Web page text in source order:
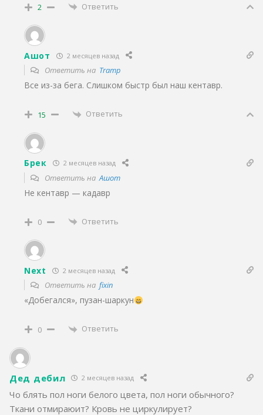
2 Ответить
Ашот 2 месяцев назад
Ответить на Tramp
Все из-за бега. Слишком быстр был наш кентавр.
15 Ответить
Брек 2 месяцев назад
Ответить наАшот
Не кентавр — кадавр
0 Ответить
Next 2 месяцев назад
Ответить на fixin
«Добегался», пузан-шаркун
0 Ответить
Дед дeбил 2 месяцев назад
Чо блять пол ноги белого цвета, пол ноги обычного?
Ткани отмираюит? Кровь не циркулирует?